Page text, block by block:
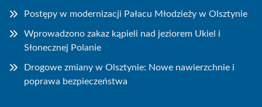
Postępy w modernizacji Pałacu Młodzieży w Olsztynie
Wprowadzono zakaz kąpieli nad jeziorem Ukiel i
Słonecznej Polanie
Drogowe zmiany w Olsztynie: Nowe nawierzchnie i
poprawa bezpieczeństwa